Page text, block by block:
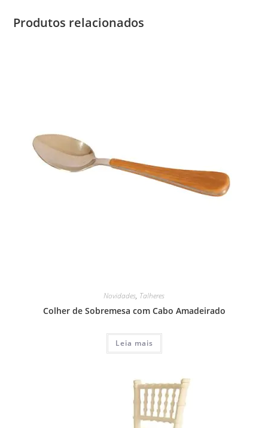
Produtos relacionados
Novidades, Talheres
Colher de Sobremesa com Cabo Amadeirado
Leia mais